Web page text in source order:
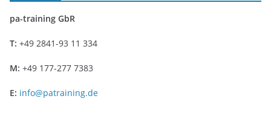
pa-training GbR
T: +49 2841-93 11 334
M: +49 177-277 7383
E: info@patraining.de